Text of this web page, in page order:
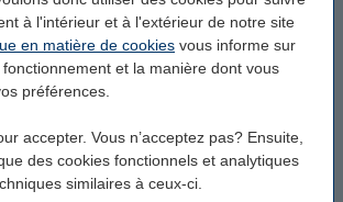
à l'intérieur et à l'extérieur de notre site
en matière de cookies vous informe sur
et la manière dont vous
préférences.
accepter. Vous n’acceptez pas? Ensuite,
des cookies fonctionnels et analytiques
similaires à ceux-ci.